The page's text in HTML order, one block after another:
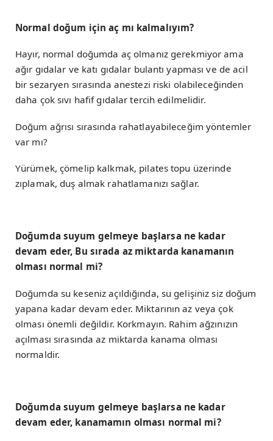
Normal doğum için aç mı kalmalıyım?
Hayır, normal doğumda aç olmanız gerekmiyor ama
ağır gıdalar ve katı gıdalar bulantı yapması ve de acil
bir sezaryen sırasında anestezi riski olabileceğinden
daha çok sıvı hafif gıdalar tercih edilmelidir.
Doğum ağrısı sırasında rahatlayabileceğim yöntemler
var mı?
Yürümek, çömelip kalkmak, pilates topu üzerinde
zıplamak, duş almak rahatlamanızı sağlar.
Doğumda suyum gelmeye başlarsa ne kadar
devam eder, Bu sırada az miktarda kanamanın
olması normal mi?
Doğumda su keseniz açıldığında, su gelişiniz siz doğum
yapana kadar devam eder. Miktarının az veya çok
olması önemli değildir. Korkmayın. Rahim ağzınızın
açılması sırasında az miktarda kanama olması
normaldir.
Doğumda suyum gelmeye başlarsa ne kadar
devam eder, kanamamın olması normal mi?